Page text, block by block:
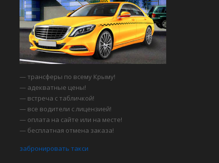
— трансферы по всему Крыму!
— адекватные цены!
— встреча с табличкой!
— все водители с лицензией!
— оплата на сайте или на месте!
— бесплатная отмена заказа!
забронировать такси